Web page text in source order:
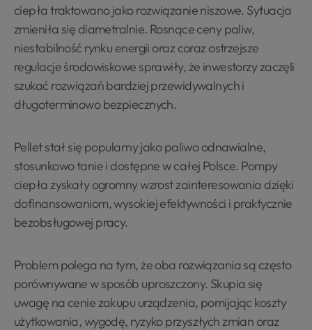
ciepła traktowano jako rozwiązanie niszowe. Sytuacja
zmieniła się diametralnie. Rosnące ceny paliw,
niestabilność rynku energii oraz coraz ostrzejsze
regulacje środowiskowe sprawiły, że inwestorzy zaczęli
szukać rozwiązań bardziej przewidywalnych i
długoterminowo bezpiecznych.
Pellet stał się popularny jako paliwo odnawialne,
stosunkowo tanie i dostępne w całej Polsce. Pompy
ciepła zyskały ogromny wzrost zainteresowania dzięki
dofinansowaniom, wysokiej efektywności i praktycznie
bezobsługowej pracy.
Problem polega na tym, że oba rozwiązania są często
porównywane w sposób uproszczony. Skupia się
uwagę na cenie zakupu urządzenia, pomijając koszty
użytkowania, wygodę, ryzyko przyszłych zmian oraz